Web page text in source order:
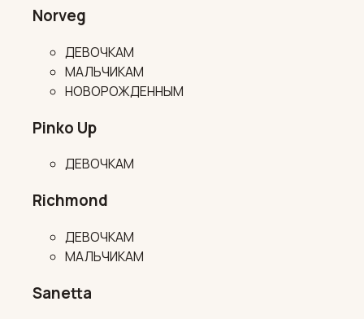
Norveg
ДЕВОЧКАМ
МАЛЬЧИКАМ
НОВОРОЖДЕННЫМ
Pinko Up
ДЕВОЧКАМ
Richmond
ДЕВОЧКАМ
МАЛЬЧИКАМ
Sanetta